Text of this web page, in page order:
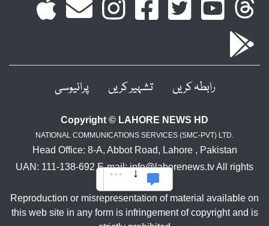
رابطہ کریں تشہیر کریں پرائیوسی
Copyright © LAHORE NEWS HD
NATIONAL COMMUNICATIONS SERVICES (SMC-PVT) LTD.
Head Office: 8-A, Abbot Road, Lahore , Pakistan
UAN: 111-138-692 E-mail: info@lahorenews.tv All rights
reserved.
Reproduction or misrepresentation of material available on
this web site in any form is infringement of copyright and is